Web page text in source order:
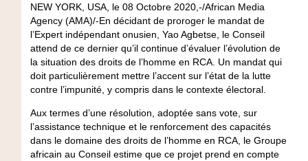
NEW YORK, USA, le 08 Octobre 2020,-/African Media
Agency (AMA)/-En décidant de proroger le mandat de
l’Expert indépendant onusien, Yao Agbetse, le Conseil
attend de ce dernier qu’il continue d’évaluer l’évolution de
la situation des droits de l’homme en RCA. Un mandat qui
doit particulièrement mettre l’accent sur l’état de la lutte
contre l’impunité, y compris dans le contexte électoral.
Aux termes d’une résolution, adoptée sans vote, sur
l’assistance technique et le renforcement des capacités
dans le domaine des droits de l’homme en RCA, le Groupe
africain au Conseil estime que ce projet prend en compte